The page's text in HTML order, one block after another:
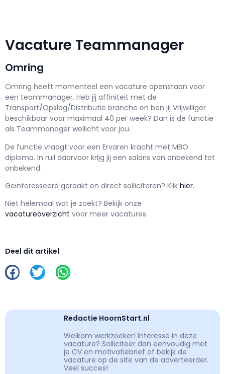
Vacature Teammanager
Omring
Omring heeft momenteel een vacature openstaan voor
een teammanager. Heb jij affiniteit met de
Transport/Opslag/Distributie branche en ben jij Vrijwilliger
beschikbaar voor maximaal 40 per week? Dan is de functie
als Teammanager wellicht voor jou.
De functie vraagt voor een Ervaren kracht met MBO
diploma. In ruil daarvoor krijg jij een salaris van onbekend tot
onbekend.
Geïnteresseerd geraakt en direct solliciteren? Klik hier.
Niet helemaal wat je zoekt? Bekijk onze
vacatureoverzicht voor meer vacatures.
Deel dit artikel
Redactie HoornStart.nl
Welkom werkzoeker! Interesse in deze
vacature? Solliciteer dan eenvoudig met
je CV en motivatiebrief of bekijk de
vacature op de site van de adverteerder.
Veel succes!